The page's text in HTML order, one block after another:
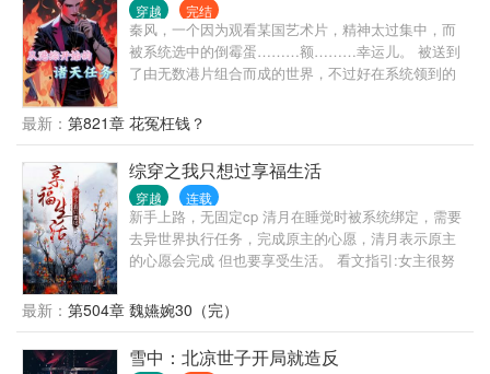
穿越 完结
秦风，一个因为观看某国艺术片，精神太过集中，而
被系统选中的倒霉蛋………额………幸运儿。 被送到
了由无数港片组合而成的世界，不过好在系统领到的
了完成系统任务，他主动成为马军（杀破狼男主角）
的线人，他靠着脑海里残存的剧情记忆，他征服一个
个挡在前方的敌人，终于站在了港岛之巅。 港岛乱不
乱，疯哥说的算。
最新： 第821章 花冤枉钱？
综穿之我只想过享福生活
穿越 连载
新手上路，无固定cp 清月在睡觉时被系统绑定，需要
去异世界执行任务，完成原主的心愿，清月表示原主
的心愿会完成 但也要享受生活。 看文指引:女主很努
是好人。 世界一:陈婉茵（已完结） 世界二:关雎尔
（cp原创男主）（已完结） 世界三:知否白氏（已完
结） 世界四:富察仪欣（正在更新中）
最新： 第504章 魏嬿婉30（完）
雪中：北凉世子开局就造反